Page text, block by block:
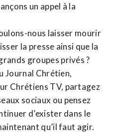
un appel à la
nous laisser mourir
la presse ainsi que la
groupes privés ?
Journal Chrétien,
Chrétiens TV, partagez
sociaux ou pensez
d’exister dans le
qu’il faut agir.